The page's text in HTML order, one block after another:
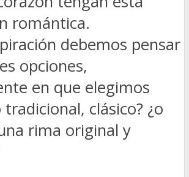
romántica.
debemos pensar
opciones,
en que elegimos
tradicional, clásico? ¿o
rima original y